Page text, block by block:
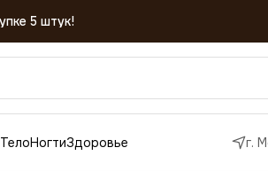
ТелоНогтиЗдоровье г.